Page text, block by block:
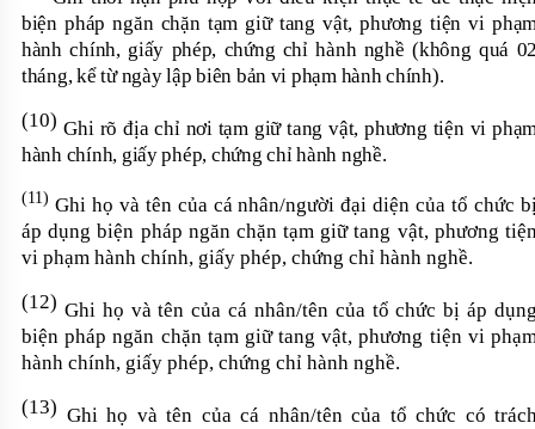
biện pháp ngăn chặn tạm giữ tang vật, phương tiện vi
hành chính, giấy phép, chứng chỉ hành nghề (không quá
tháng, kể từ ngàylập biên bản vi phạm hành chính).
(10) Ghi rõ địa chỉ nơi tạm giữ tang vật, phương tiện vi
hành chính, giấy phép, chứng chỉ hành nghề.
(11) Ghi họ và tên của cá nhân/người đại diện của tổ chức
áp dụng biện pháp ngăn chặn tạm giữ tang vật, phương
vi phạm hành chính, giấy phép, chứng chỉ hành nghề.
(12) Ghi họ và tên của cá nhân/tên của tổ chức bị áp
biện pháp ngăn chặn tạm giữ tang vật, phương tiện vi
hành chính, giấy phép, chứng chỉ hành nghề.
(13) Ghi họ và tên của cá nhân/tên của tổ chức có